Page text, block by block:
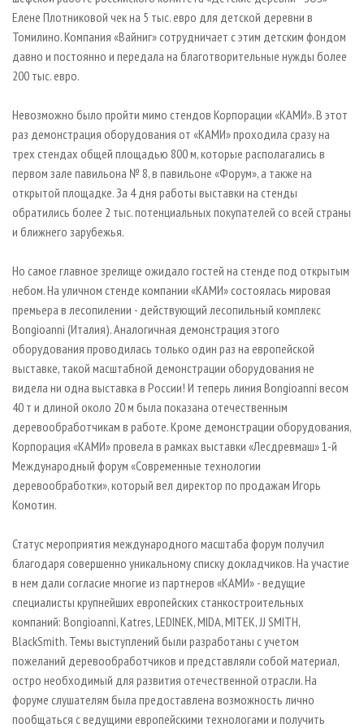
Елене Плотниковой чек на 5 тыс. евро для детской деревни в
Томилино. Компания «Вайниг» сотрудничает с этим детским фондом
давно и постоянно и передала на благотворительные нужды более
200 тыс. евро.
Невозможно было пройти мимо стендов Корпорации «КАМИ». В этот
раз демонстрация оборудования от «КАМИ» проходила сразу на
трех стендах общей площадью 800 м, которые располагались в
первом зале павильона № 8, в павильоне «Форум», а также на
открытой площадке. За 4 дня работы выставки на стенды
обратились более 2 тыс. потенциальных покупателей со всей страны
и ближнего зарубежья.
Но самое главное зрелище ожидало гостей на стенде под открытым
небом. На уличном стенде компании «КАМИ» состоялась мировая
премьера в лесопилении - действующий лесопильный комплекс
Bongioanni (Италия). Аналогичная демонстрация этого
оборудования проводилась только один раз на европейской
выставке, такой масштабной демонстрации оборудования не
видела ни одна выставка в России! И теперь линия Bongioanni весом
40 т и длиной около 20 м была показана отечественным
деревообработчикам в работе. Кроме демонстрации оборудования,
Корпорация «КАМИ» провела в рамках выставки «Лесдревмаш» 1-й
Международный форум «Современные технологии
деревообработки», который вел директор по продажам Игopь
Koмoтин.
Статус мероприятия международного масштаба форум получил
благодаря совершенно уникальному списку докладчиков. На участие
в нем дали согласие многие из партнеров «КАМИ» - ведущие
специалисты крупнейших европейских станкостроительных
компаний: Bongioanni, Katres, LEDINEK, MIDA, MITEK, JJ SMITH,
BlackSmith. Темы выступлений были разработаны с учетом
пожеланий деревообработчиков и представляли собой материал,
остро необходимый для развития отечественной отрасли. На
форуме слушателям была предоставлена возможность лично
пообщаться с ведущими европейскими технологами и получить